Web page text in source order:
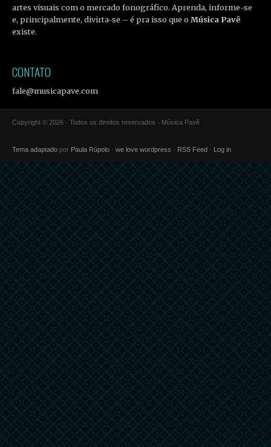
artes visuais com o mercado fonográfico. Aprenda, informe-se
e, principalmente, divirta-se – é pra isso que oMúsica Pavê
existe.
CONTATO
fale@musicapave.com
Copyright © 2026 · Todos os direitos reservados · Música Pavê
Tema adaptado por Paula Rúpolo · we love wordpress · RSS Feed · Log in